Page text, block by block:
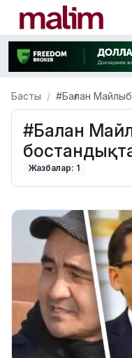
Басты #Бағлан
#Бағлан
Жазбалар: 1